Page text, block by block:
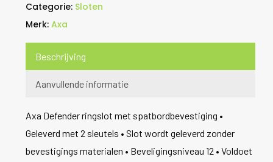
Categorie: Sloten
Merk: Axa
Beschrijving
Aanvullende informatie
Axa Defender ringslot met spatbordbevestiging •
Geleverd met 2 sleutels • Slot wordt geleverd zonder
bevestigings materialen • Beveligingsniveau 12 • Voldoet